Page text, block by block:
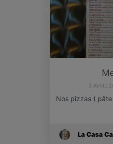
9 AVRIL
Nos pizzas (
La Casa